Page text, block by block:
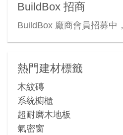
BuildBox 招商
BuildBox 廠商會員招募中，
熱門建材標籤
木紋磚
系統櫥櫃
超耐磨木地板
氣密窗